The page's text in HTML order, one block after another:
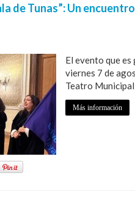
de Tunas”: Un
El evento que
viernes 7 de
Teatro Municipal
Más información